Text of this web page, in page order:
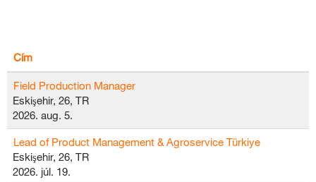
Cím
Field Production Manager
Eskişehir, 26, TR
2026. aug. 5.
Lead of Product Management & Agroservice Türkiye
Eskişehir, 26, TR
2026. júl. 19.